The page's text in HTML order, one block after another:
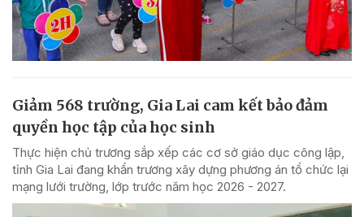
Giảm 568 trường, Gia Lai cam kết bảo đảm
quyền học tập của học sinh
Thực hiện chủ trương sắp xếp các cơ sở giáo dục công lập,
tỉnh Gia Lai đang khẩn trương xây dựng phương án tổ chức lại
mạng lưới trường, lớp trước năm học 2026 - 2027.